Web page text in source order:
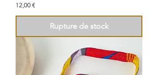
Prix
12,00 €
Rupture de stock